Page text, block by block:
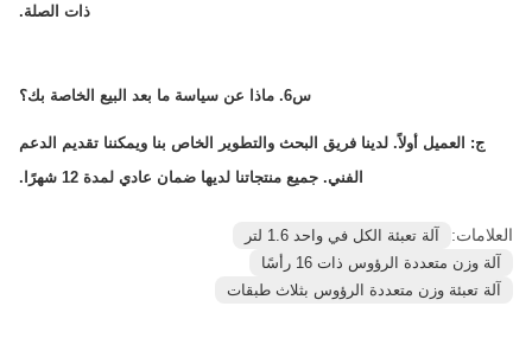
ذات الصلة.
س6. ماذا عن سياسة ما بعد البيع الخاصة بك؟
ج: العميل أولاً. لدينا فريق البحث والتطوير الخاص بنا ويمكننا تقديم الدعم
الفني. جميع منتجاتنا لديها ضمان عادي لمدة 12 شهرًا.
العلامات:
آلة تعبئة الكل في واحد 1.6 لتر
آلة وزن متعددة الرؤوس ذات 16 رأسًا
آلة تعبئة وزن متعددة الرؤوس بثلاث طبقات